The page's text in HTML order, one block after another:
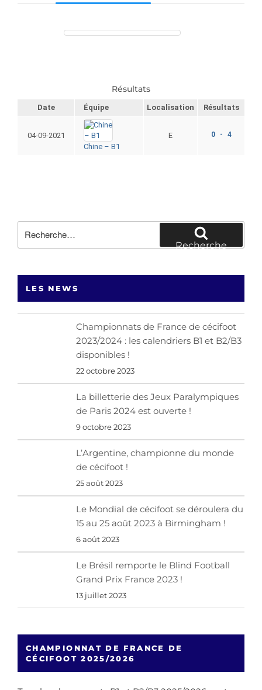
Résultats
Date Équipe Localisation Résultats
04-09-2021
Chine – B1
E 0 - 4
pour
Recherche
LES NEWS
Championnats de France de cécifoot
2023/2024 : les calendriers B1 et B2/B3
disponibles !
22 octobre 2023
La billetterie des Jeux Paralympiques
de Paris 2024 est ouverte !
9 octobre 2023
L’Argentine, championne du monde
de cécifoot !
25 août 2023
Le Mondial de cécifoot se déroulera du
15 au 25 août 2023 à Birmingham !
6 août 2023
Le Brésil remporte le Blind Football
Grand Prix France 2023 !
13 juillet 2023
CHAMPIONNAT DE FRANCE DE
CÉCIFOOT 2025/2026